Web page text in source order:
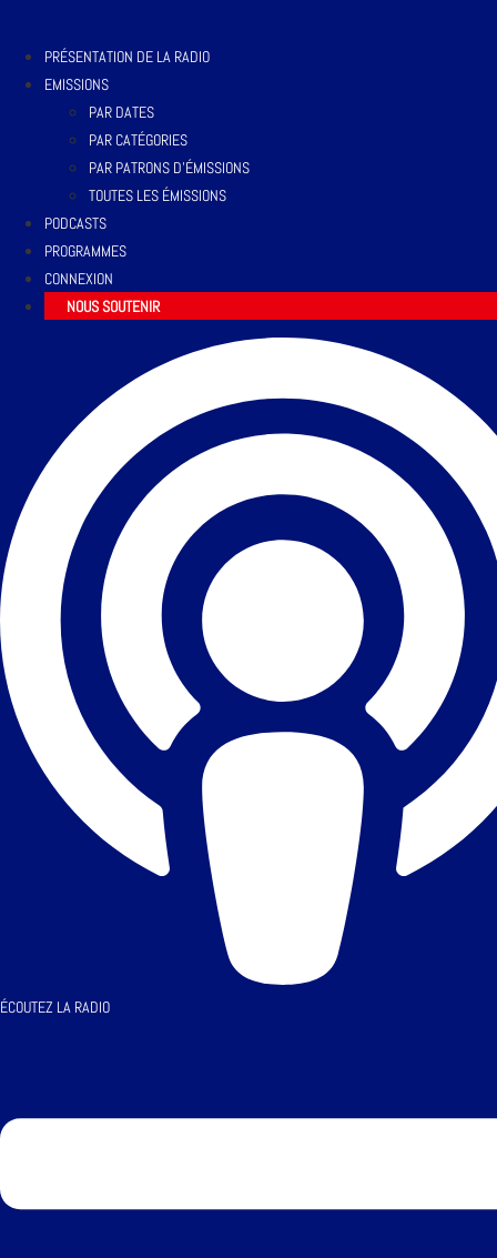
PRÉSENTATION DE LA RADIO
EMISSIONS
PAR DATES
PAR CATÉGORIES
PAR PATRONS D’ÉMISSIONS
TOUTES LES ÉMISSIONS
PODCASTS
PROGRAMMES
CONNEXION
NOUS SOUTENIR
ÉCOUTEZ LA RADIO